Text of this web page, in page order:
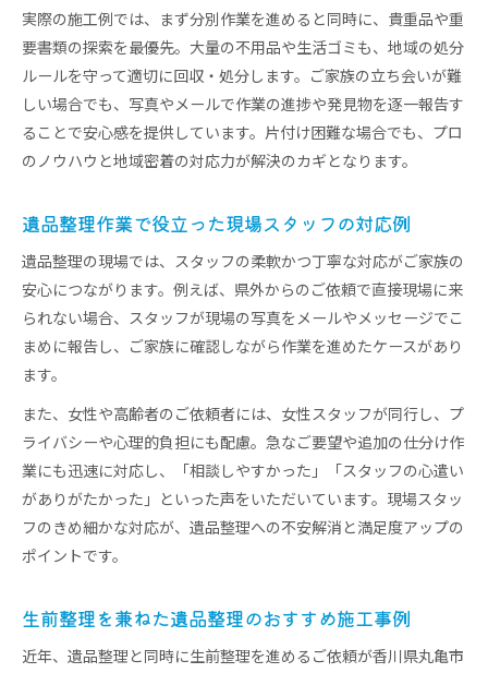
実際の施工例では、まず分別作業を進めると同時に、貴重品や重
要書類の探索を最優先。大量の不用品や生活ゴミも、地域の処分
ルールを守って適切に回収・処分します。ご家族の立ち会いが難
しい場合でも、写真やメールで作業の進捗や発見物を逐一報告す
ることで安心感を提供しています。片付け困難な場合でも、プロ
のノウハウと地域密着の対応力が解決のカギとなります。
遺品整理作業で役立った現場スタッフの対応例
遺品整理の現場では、スタッフの柔軟かつ丁寧な対応がご家族の
安心につながります。例えば、県外からのご依頼で直接現場に来
られない場合、スタッフが現場の写真をメールやメッセージでこ
まめに報告し、ご家族に確認しながら作業を進めたケースがあり
ます。
また、女性や高齢者のご依頼者には、女性スタッフが同行し、プ
ライバシーや心理的負担にも配慮。急なご要望や追加の仕分け作
業にも迅速に対応し、「相談しやすかった」「スタッフの心遣い
がありがたかった」といった声をいただいています。現場スタッ
フのきめ細かな対応が、遺品整理への不安解消と満足度アップの
ポイントです。
生前整理を兼ねた遺品整理のおすすめ施工事例
近年、遺品整理と同時に生前整理を進めるご依頼が香川県丸亀市